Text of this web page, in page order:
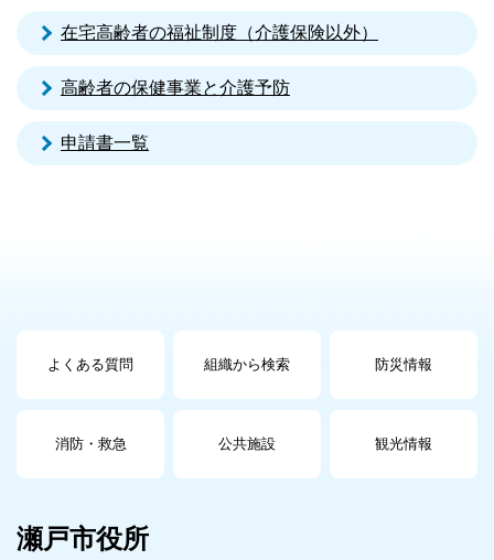
在宅高齢者の福祉制度（介護保険以外）
高齢者の保健事業と介護予防
申請書一覧
よくある質問 組織から検索 防災情報
消防・救急 公共施設 観光情報
瀬戸市役所